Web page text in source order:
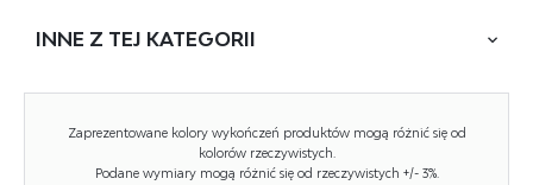
Styl wykonania: tradycyjny
PAR-1
Zaprezentowane kolory wykończeń produktów mogą różnić się od
kolorów rzeczywistych.
Podane wymiary mogą różnić się od rzeczywistych +/- 3%.
INNE Z TEJ KATEGORII